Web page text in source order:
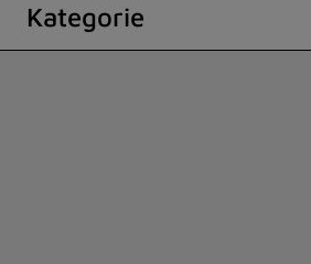
Kategorie